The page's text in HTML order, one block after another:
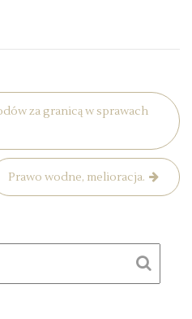
za granicą w sprawach
Prawo wodne, melioracja.